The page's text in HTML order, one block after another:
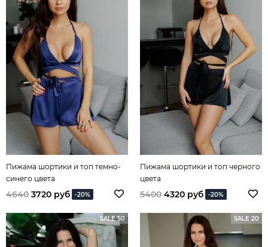
Пижама шортики и топ темно-
синего цвета
4640 3720 руб -20%
Пижама шортики и топ черного
цвета
5400 4320 руб -20%
SALE 50 SALE 20